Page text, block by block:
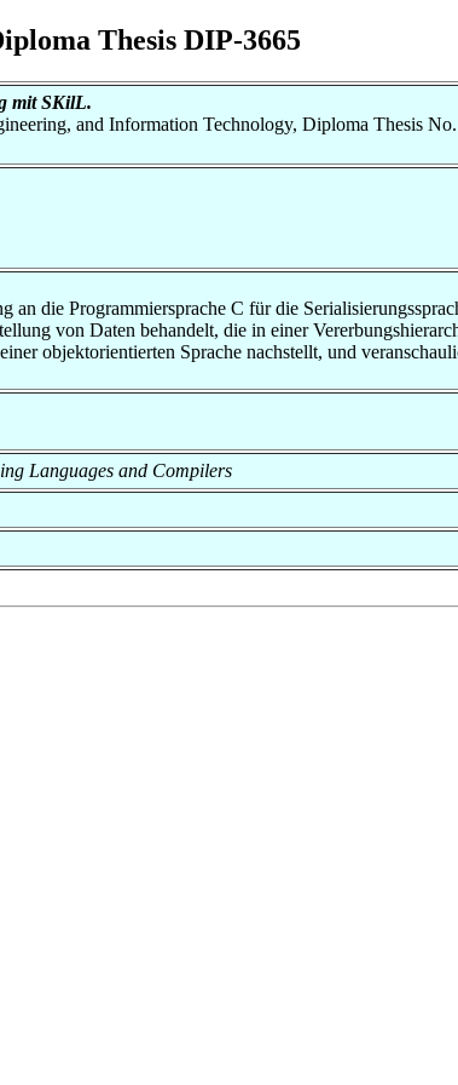
Thesis DIP-3665
mit SKilL.
and Information Technology, Diploma Thesis
die Programmiersprache C für die
von Daten behandelt, die in einer
objektorientierten Sprache nachstellt, und
Languages and Compilers